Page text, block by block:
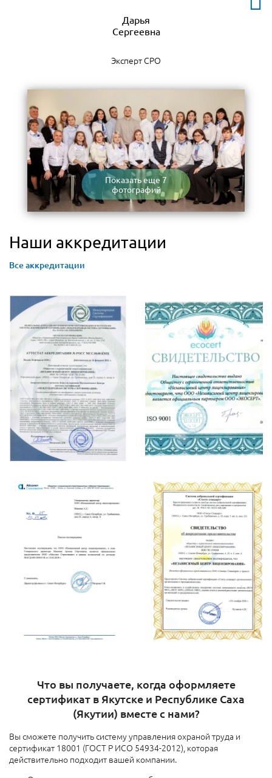
Дарья
Сергеевна
Эксперт СРО
Показать еще 7
фотографий
Наши аккредитации
Все аккредитации
Что вы получаете, когда оформляете
сертификат в Якутске и Республике Саха
(Якутии) вместе с нами?
Вы сможете получить систему управления охраной труда и
сертификат 18001 (ГОСТ Р ИСО 54934-2012), которая
действительно подходит вашей компании.